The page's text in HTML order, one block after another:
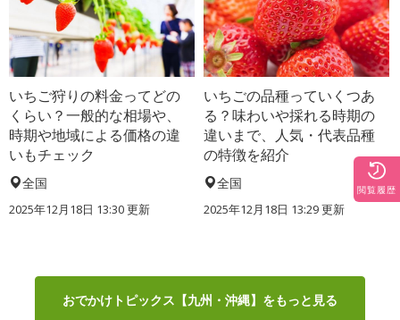
いちご狩りの料金ってどの
くらい？一般的な相場や、
時期や地域による価格の違
いもチェック
全国
2025年12月18日 13:30 更新
いちごの品種っていくつあ
る？味わいや採れる時期の
違いまで、人気・代表品種
の特徴を紹介
全国
2025年12月18日 13:29 更新
おでかけトピックス【九州・沖縄】をもっと見る
閲覧履歴